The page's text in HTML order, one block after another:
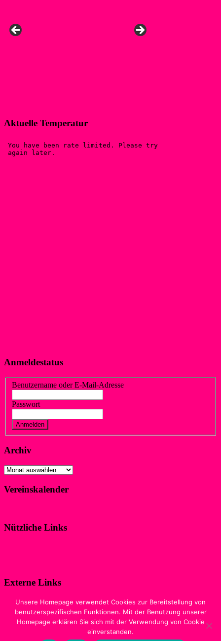
Aktuelle Temperatur
Anmeldestatus
Benutzername oder E-Mail-Adresse
Passwort
Archiv
Archiv
Vereinskalender
Nützliche Links
Externe Links
Digitale Ausgabe der Zeitschrift
„WIR IM SPORT“
Sewobe Vereinssoftware
Unsere Homepage verwendet Cookies zur Bereitstellung von
benutzerspezifischen Funktionen. Mit der Benutzung unserer
Homepage erklären Sie sich mit der Verwendung von Cookie
einverstanden.